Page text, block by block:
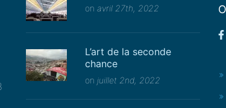
on avril 27th, 2022
L’art de la seconde
chance
on juillet 2nd, 2022